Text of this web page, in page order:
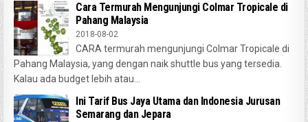
Cara Termurah Mengunjungi Colmar Tropicale di
Pahang Malaysia
2018-08-02
CARA termurah mengunjungi Colmar Tropicale di
Pahang Malaysia, yang dengan naik shuttle bus yang tersedia.
Kalau ada budget lebih atau...
Ini Tarif Bus Jaya Utama dan Indonesia Jurusan
Semarang dan Jepara